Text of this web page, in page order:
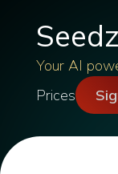
Your AI
Prices